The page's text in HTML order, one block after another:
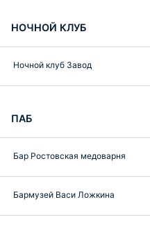
НОЧНОЙ КЛУБ
Ночной клуб Завод
ПАБ
Бар Ростовская медоварня
Бармузей Васи Ложкина